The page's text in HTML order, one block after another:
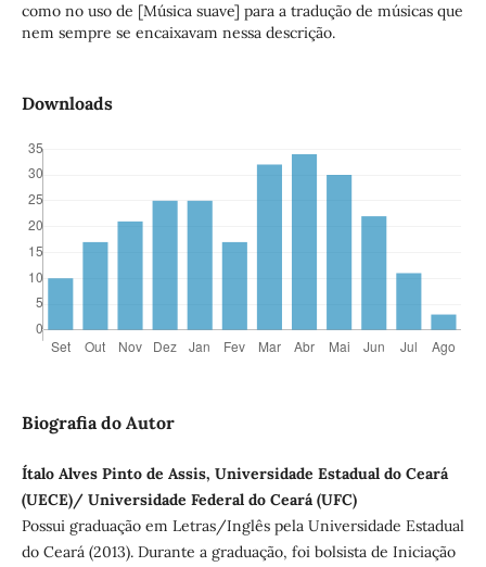
como no uso de [Música suave] para a tradução de músicas que
nem sempre se encaixavam nessa descrição.
Downloads
Biografia do Autor
Ítalo Alves Pinto de Assis, Universidade Estadual do Ceará
(UECE)/ Universidade Federal do Ceará (UFC)
Possui graduação em Letras/Inglês pela Universidade Estadual
do Ceará (2013). Durante a graduação, foi bolsista de Iniciação